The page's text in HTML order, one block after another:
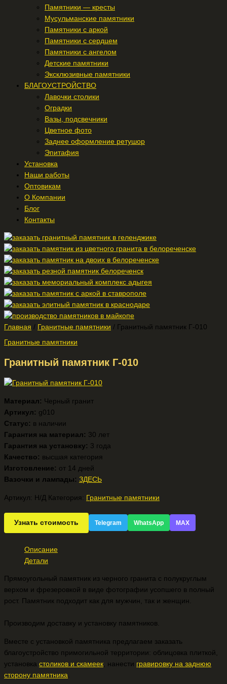
Памятники — кресты
Мусульманские памятники
Памятники с аркой
Памятники с сердцем
Памятники с ангелом
Детские памятники
Эксклюзивные памятники
БЛАГОУСТРОЙСТВО
Лавочки столики
Оградки
Вазы, подсвечники
Цветное фото
Заднее оформление ретушор
Эпитафия
Установка
Наши работы
Оптовикам
О Компании
Блог
Контакты
Главная / Гранитные памятники / Гранитный памятник Г-010
Гранитные памятники
Гранитный памятник Г-010
Материал: Черный гранит
Артикул: g010
Статус: в наличии
Гарантия на материал: 30 лет
Гарантия на установку: 3 года
Качество: высшая категория
Изготовление: от 14 дней
Вазочки и лампады: ЗДЕСЬ
Артикул: Н/Д Категория: Гранитные памятники
Узнать стоимость Telegram WhatsApp MAX
Описание
Детали
Прямоугольный памятник из черного гранита с полукруглым
верхом и фрезеровкой в виде фотографии усопшего в полный
рост. Памятник подходит как для мужчин, так и женщин.
Производим доставку и установку памятников.
Вместе с установкой памятника предлагаем заказать
благоустройство примогильной территории: облицовка плиткой,
установка столиков и скамеек, нанести гравировку на заднюю
сторону памятника.